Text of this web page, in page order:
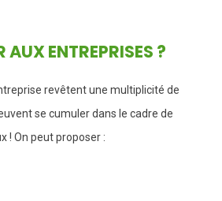
AUX ENTREPRISES ?
revêtent une multiplicité de
se cumuler dans le cadre de
! On peut proposer :